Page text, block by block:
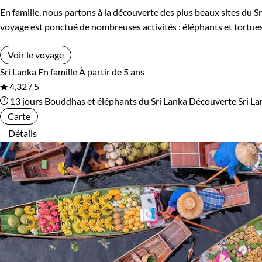
Ouzbekistan Pakistan
Palestine
Pérou Philippines
Pologne Portugal
République tchèque
Rodrigues Roumanie
Rwanda Salvador
Serbie Seychelles
Slovaquie Spitzberg
En famille, nous partons à la découverte des plus beaux sites du
voyage est ponctué de nombreuses activités : éléphants et
Voir le voyage
Sri Lanka En familleÀ partir de 5 ans
4,32 / 5
13 jours Bouddhas et éléphants du Sri Lanka Découverte Sri
Carte
Détails